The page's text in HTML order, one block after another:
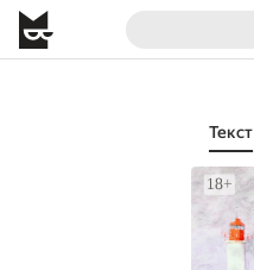
Текст